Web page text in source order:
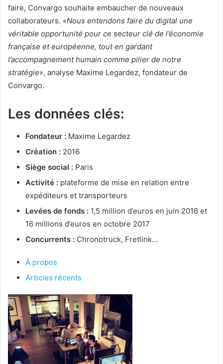
faire, Convargo souhaite embaucher de nouveaux
collaborateurs. «Nous entendons faire du digital une
véritable opportunité pour ce secteur clé de l’économie
française et européenne, tout en gardant
l’accompagnement humain comme pilier de notre
stratégie», analyse Maxime Legardez, fondateur de
Convargo.
Les données clés:
Fondateur : Maxime Legardez
Création : 2016
Siège social : Paris
Activité : plateforme de mise en relation entre
expéditeurs et transporteurs
Levées de fonds : 1,5 million d’euros en juin 2016 et
16 millions d’euros en octobre 2017
Concurrents : Chronotruck, Fretlink…
À propos
Articles récents